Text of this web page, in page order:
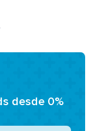
desde 0%